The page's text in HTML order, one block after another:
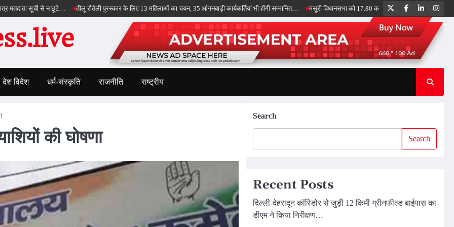
सूची से न छूटे… तीलू रौतेली पुरस्कार के लिए 13 महिलाओं का चयन, 35 आंगनबाड़ी कार्यकर्तियां भी होंगी सम्मानित… मसूरी विधानसभा को 17.80 करोड़ की विकास योजनाओं की सौगात, सीएम
TwitterFacebookLinkedIn
देश विदेश धर्म-संस्कृति राजनीति राष्ट्रीय
की घोषणा
Search
Search
Recent Posts
दिल्ली-देहरादून कॉरिडोर से जुड़ी 12 किमी ग्रीनफील्ड बाईपास का
डीएम ने किया निरीक्षण…